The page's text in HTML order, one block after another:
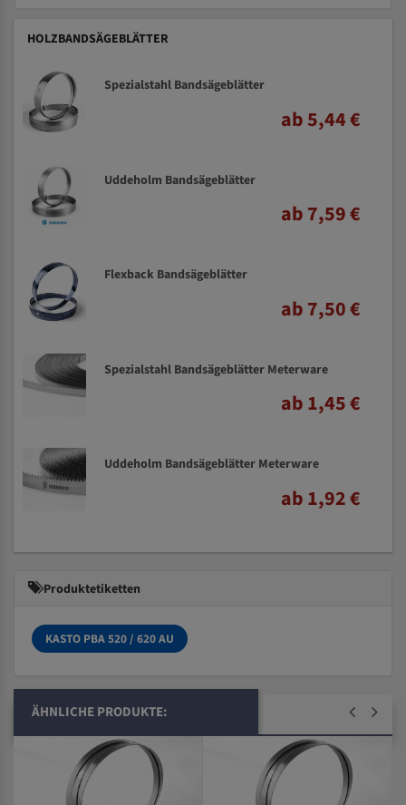
HOLZBANDSÄGEBLÄTTER
Spezialstahl Bandsägeblätter
ab 5,44 €
Uddeholm Bandsägeblätter
ab 7,59 €
Flexback Bandsägeblätter
ab 7,50 €
Spezialstahl Bandsägeblätter Meterware
ab 1,45 €
Uddeholm Bandsägeblätter Meterware
ab 1,92 €
Produktetiketten
KASTO PBA 520 / 620 AU
ÄHNLICHE PRODUKTE: